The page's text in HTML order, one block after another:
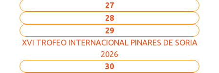
27
28
29
XVI TROFEO INTERNACIONAL PINARES DE SORIA
2026
30